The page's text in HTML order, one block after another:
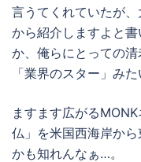
言うてくれていたが
から紹介しますよと
か、俺らにとっての清
「業界のスター」み
ますます広がる
仏」を米国西海岸か
かも知れんなぁ…。